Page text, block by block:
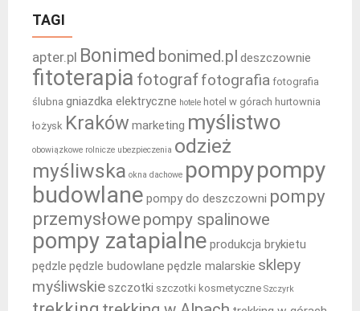
TAGI
apter.pl Bonimed bonimed.pl deszczownie
fitoterapia fotograffotografia fotografia
ślubna gniazdka elektryczne hotele hotel w górach hurtownia
łożysk Kraków marketing myślistwo
obowiązkowe rolnicze ubezpieczenia odzież
myśliwska okna dachowe pompypompy
budowlane pompy do deszczowni pompy
przemysłowe pompy spalinowe
pompy zatapialne produkcja brykietu
pędzle pędzle budowlane pędzle malarskie sklepy
myśliwskieszczotki szczotki kosmetyczne Szczyrk